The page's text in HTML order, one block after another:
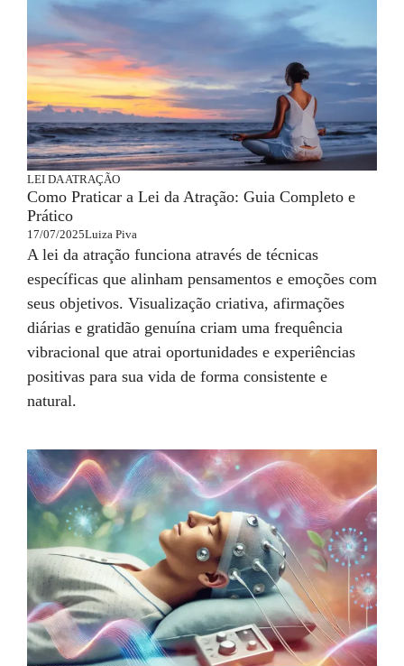
LEI DA ATRAÇÃO
Como Praticar a Lei da Atração: Guia Completo e
Prático
17/07/2025Luiza Piva
A lei da atração funciona através de técnicas
específicas que alinham pensamentos e emoções com
seus objetivos. Visualização criativa, afirmações
diárias e gratidão genuína criam uma frequência
vibracional que atrai oportunidades e experiências
positivas para sua vida de forma consistente e
natural.